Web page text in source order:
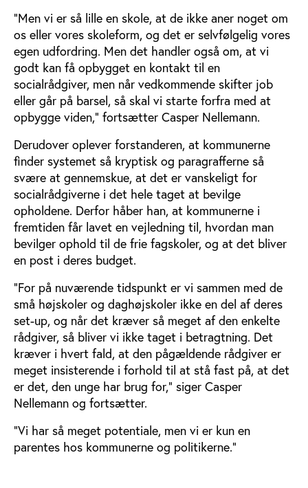
”Men vi er så lille en skole, at de ikke aner noget om
os eller vores skoleform, og det er selvfølgelig vores
egen udfordring. Men det handler også om, at vi
godt kan få opbygget en kontakt til en
socialrådgiver, men når vedkommende skifter job
eller går på barsel, så skal vi starte forfra med at
opbygge viden,” fortsætter Casper Nellemann.
Derudover oplever forstanderen, at kommunerne
finder systemet så kryptisk og paragrafferne så
svære at gennemskue, at det er vanskeligt for
socialrådgiverne i det hele taget at bevilge
opholdene. Derfor håber han, at kommunerne i
fremtiden får lavet en vejledning til, hvordan man
bevilger ophold til de frie fagskoler, og at det bliver
en post i deres budget.
”For på nuværende tidspunkt er vi sammen med de
små højskoler og daghøjskoler ikke en del af deres
set-up, og når det kræver så meget af den enkelte
rådgiver, så bliver vi ikke taget i betragtning. Det
kræver i hvert fald, at den pågældende rådgiver er
meget insisterende i forhold til at stå fast på, at det
er det, den unge har brug for,” siger Casper
Nellemann og fortsætter.
”Vi har så meget potentiale, men vi er kun en
parentes hos kommunerne og politikerne.”